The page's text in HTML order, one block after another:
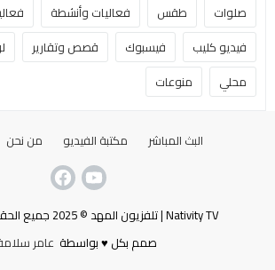
صلوات
طقس فعاليات وأنشطة
فيديو كليب
فيسبوك قصص وتقارير
محلي
منوعات
البث المباشر مكتبة الفيديو من نحن
Nativity TV | تلفزيون المهد © 2025 جميع الحقوق محفوظة
صمم بكل ♥ بواسطة عامر